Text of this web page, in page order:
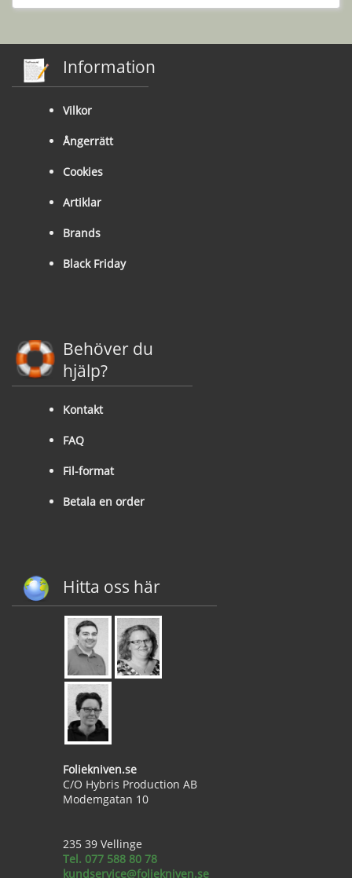
Information
Vilkor
Ångerrätt
Cookies
Artiklar
Brands
Black Friday
Behöver du
hjälp?
Kontakt
FAQ
Fil-format
Betala en order
Hitta oss här
Foliekniven.se
C/O Hybris Production AB
Modemgatan 10
235 39 Vellinge
Tel. 077 588 80 78
kundservice@foliekniven.se